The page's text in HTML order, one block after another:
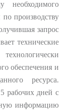
необходимого
производству
запрос
технические
обеспечения и
ресурса.
рабочих дней с
информацию